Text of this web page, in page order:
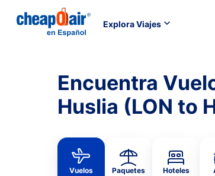
Explora Viajes
Encuentra
Huslia (LON to
Vuelos Paquetes Hoteles